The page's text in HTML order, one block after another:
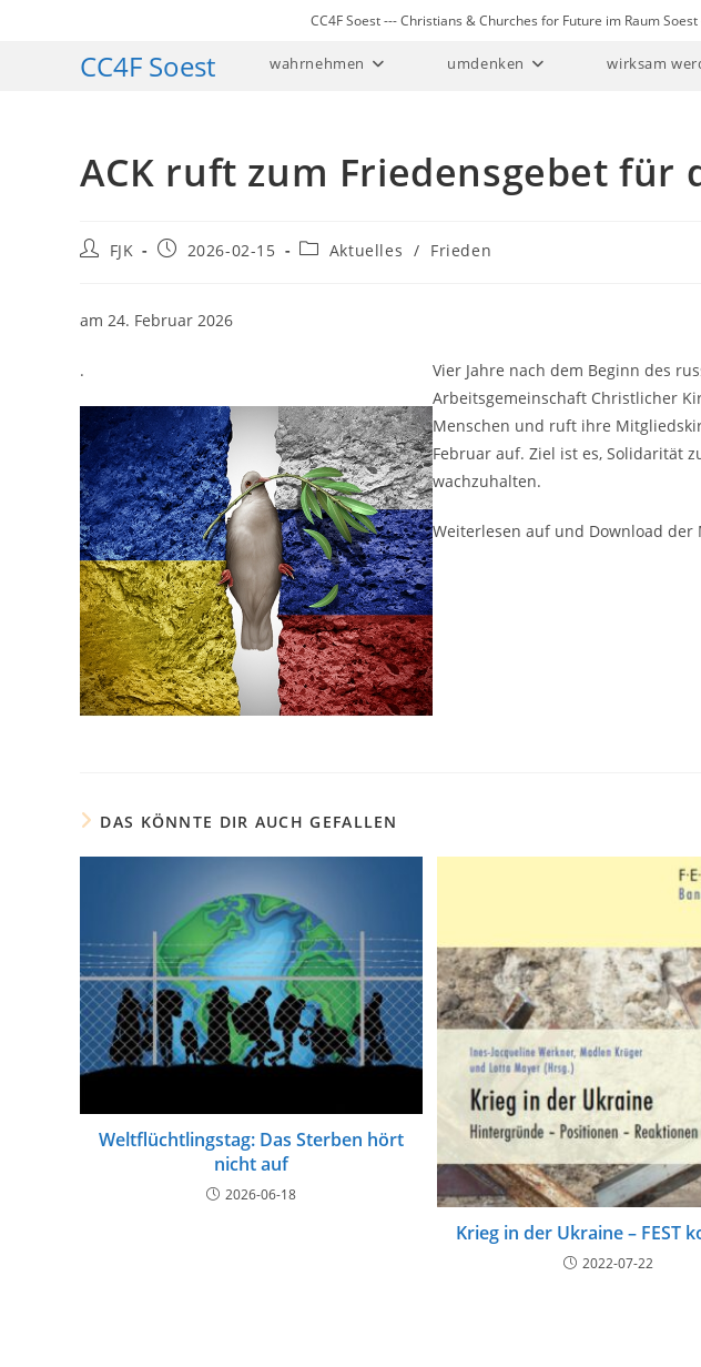
CC4F Soest --- Christians & Churches for Future im Raum
CC4F Soest wahrnehmen umdenken wirksam
ACK ruft zum Friedensgebet für
Beitrags-
FJK
Beitrag2026-02-15
Beitrags-
Aktuelles / Frieden
am 24. Februar 2026
.
Vier Jahre nach dem Beginn des
Arbeitsgemeinschaft Christlicher
Menschen und ruft ihre
Februar auf. Ziel ist es, Solidarität
wachzuhalten.
Weiterlesen auf und Download
DAS KÖNNTE DIR AUCH GEFALLEN
Weltflüchtlingstag: Das Sterben hört
nicht auf
2026-06-18
Krieg in der Ukraine – FEST
2022-07-22